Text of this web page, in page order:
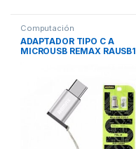
Computación
ADAPTADOR TIPO C A
MICROUSB REMAX RAUSB1